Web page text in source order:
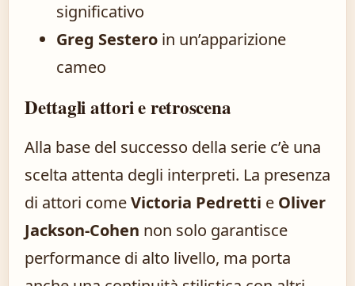
significativo
Greg Sestero in un’apparizione
cameo
Dettagli attori e retroscena
Alla base del successo della serie c’è una
scelta attenta degli interpreti. La presenza
di attori comeVictoria Pedretti e Oliver
Jackson-Cohen non solo garantisce
performance di alto livello, ma porta